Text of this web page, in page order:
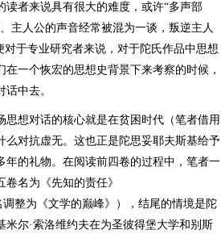
者来说具有很大的难度，或许“多声部
主人公的声音经常被混为一谈，叛逆主人
于专业研究者来说，对于陀氏作品中思想
一个恢宏的思想史背景下来考察的时候，
中去。
想对话的核心就是在贫困时代（笔者借用
对抗虚无。这也正是陀思妥耶夫斯基给予
的礼物。在阅读前四卷的过程中，笔者一
名为《先知的责任》
调整为《文学的巅峰》），结尾的情境是陀
尔·索洛维约夫在为圣彼得堡大学和别斯